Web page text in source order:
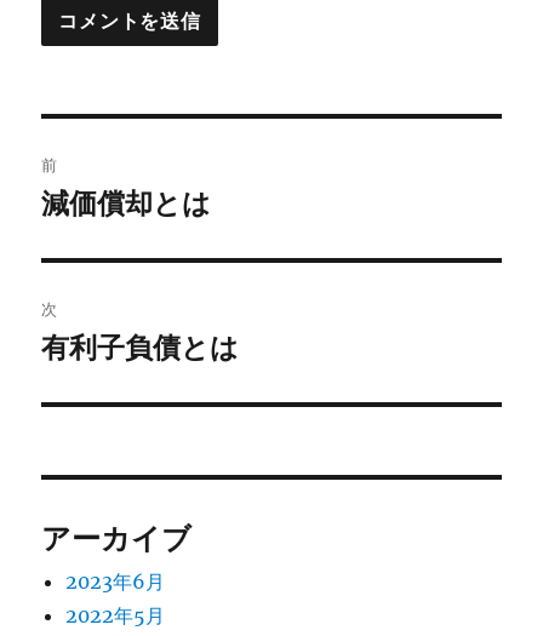
稿
ビ
ゲ
ー
ン
前
前
投
稿:
減価償却とは
次
次
投
有利子負債とは
アーカイブ
2023年6月
2022年5月